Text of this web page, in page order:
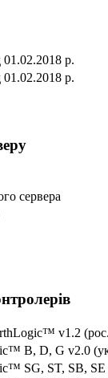
р.
р.
сервера
v1.2
B, D, G v2.0
SG, ST, SB,